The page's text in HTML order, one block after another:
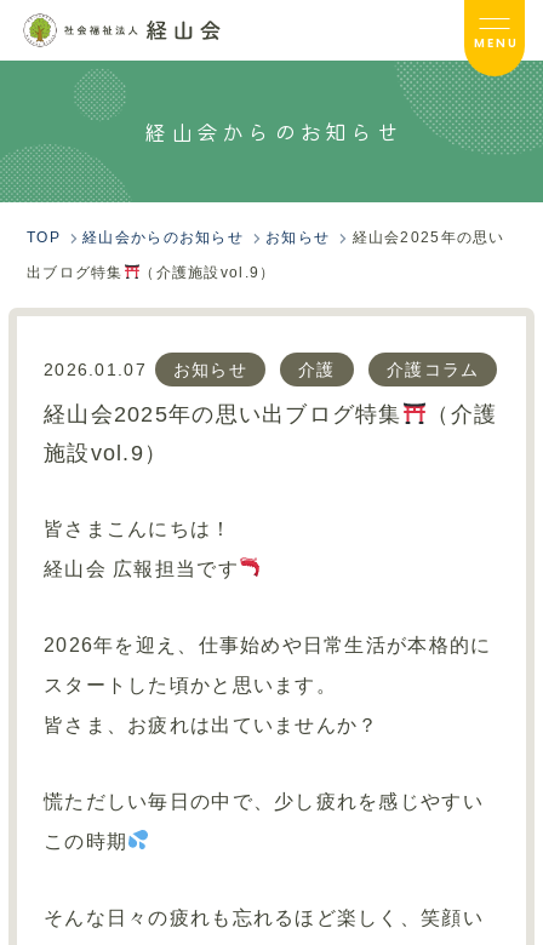
経山会TOP
経山会について
経山会の取り組み
介護事業TOP
保育事業TOP
MENU
経山会からのお知らせ
TOP 経山会からのお知らせ お知らせ 経山会2025年の思い
出ブログ特集 （介護施設vol.9）
2026.01.07 お知らせ 介護 介護コラム
経山会2025年の思い出ブログ特集
（介護
施設vol.9）
皆さまこんにちは！
経山会 広報担当です
2026年を迎え、仕事始めや日常生活が本格的に
スタートした頃かと思います。
皆さま、お疲れは出ていませんか？
慌ただしい毎日の中で、少し疲れを感じやすい
この時期
そんな日々の疲れも忘れるほど楽しく、笑顔い